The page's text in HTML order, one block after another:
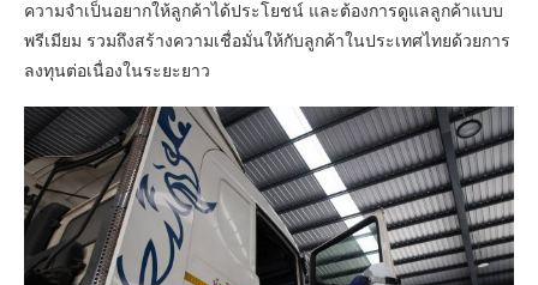
ความจำเป็นอยากให้ลูกค้าได้ประโยชน์ และต้องการดูแลลูกค้าแบบ
พรีเมียม รวมถึงสร้างความเชื่อมั่นให้กับลูกค้าในประเทศไทยด้วยการ
ลงทุนต่อเนื่องในระยะยาว